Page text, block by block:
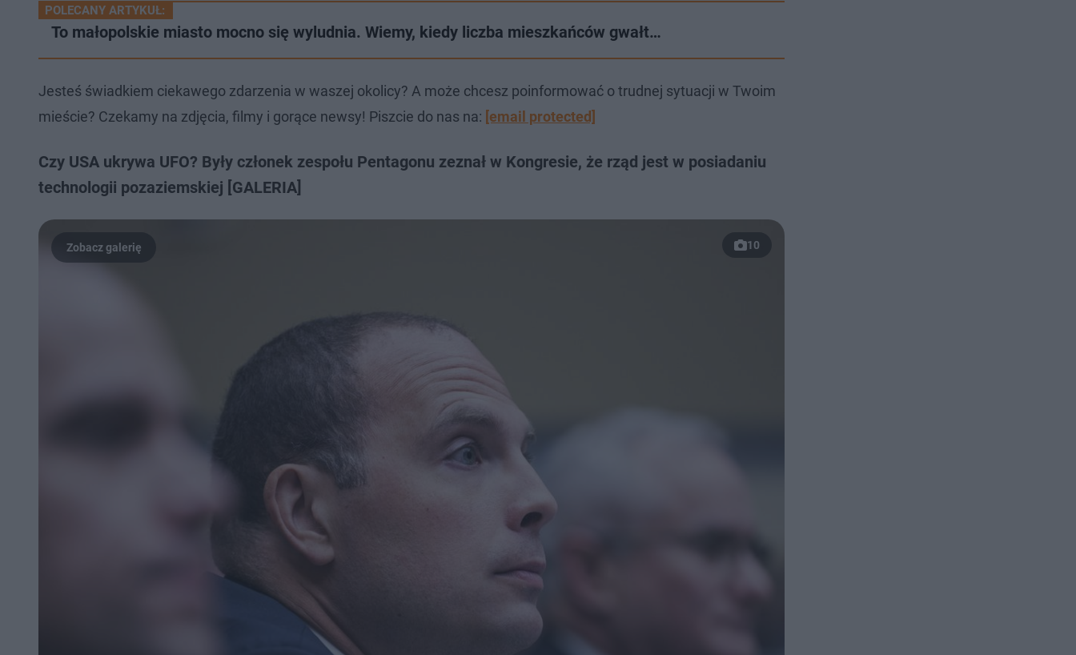
POLECANY ARTYKUŁ:
To małopolskie miasto mocno się wyludnia. Wiemy, kiedy liczba mieszkańców gwałt…
Jesteś świadkiem ciekawego zdarzenia w waszej okolicy? A może chcesz poinformować o trudnej sytuacji w Twoim
mieście? Czekamy na zdjęcia, filmy i gorące newsy! Piszcie do nas na: [email protected]
Czy USA ukrywa UFO? Były członek zespołu Pentagonu zeznał w Kongresie, że rząd jest w posiadaniu
technologii pozaziemskiej [GALERIA]
10